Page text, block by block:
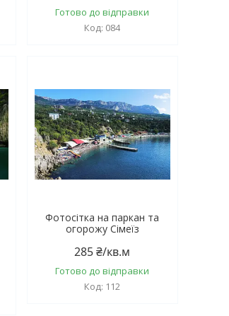
Готово до відправки
084
Фотосітка на паркан та
огорожу Сімеїз
285 ₴/кв.м
Готово до відправки
112